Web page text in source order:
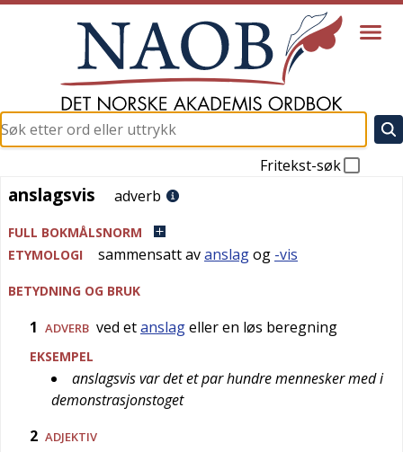
Fritekst-søk
anslagsvis
anslagsvis adverb
FULL BOKMÅLSNORM
ETYMOLOGI
sammensatt avanslagog -vis
BETYDNING OG BRUK
1 ADVERB ved etanslageller en løs beregning
EKSEMPEL
anslagsvis var det et par hundre mennesker med i
demonstrasjonstoget
2 ADJEKTIV